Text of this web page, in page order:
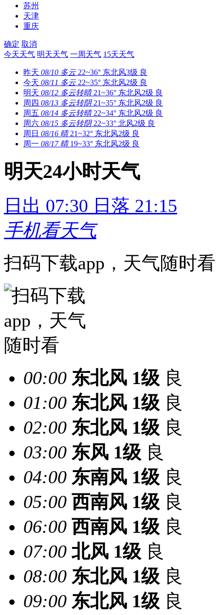
苏州
天津
重庆
确定 取消
今天天气 明天天气 一周天气 15天天气
昨天 08/10 多云 22~36° 东北风3级 良
今天 08/11 多云 22~35° 东北风2级 良
明天 08/12 多云转晴 21~36° 东北风2级 良
周四 08/13 多云转阴 21~35° 东北风2级 良
周五 08/14 多云转晴 22~34° 东北风2级 良
周六 08/15 多云转阴 22~33° 北风2级 良
周日 08/16 晴 21~32° 东北风2级 良
周一 08/17 晴 19~33° 东北风2级 良
明天24小时天气
日出 07:30 日落 21:15
手机看天气
扫码下载app，天气随时看
00:00 东北风 1级 良
01:00 东北风 1级 良
02:00 东北风 1级 良
03:00 东风 1级 良
04:00 东南风 1级 良
05:00 西南风 1级 良
06:00 西南风 1级 良
07:00 北风 1级 良
08:00 东北风 1级 良
09:00 东北风 1级 良